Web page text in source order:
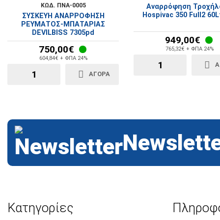
ΚΩΔ. ΠΝΑ-0005
ΣΥΣΚΕΥΗ ΑΝΑΡΡΟΦΗΣΗ
ΡΕΥΜΑΤΟΣ-ΜΠΑΤΑΡΙΑΣ
DEVILBISS 7305pd
750,00€
604,84€ + ΦΠΑ 24%
ΑΓΟΡΆ
Αναρρόφηση
Hospivac 350 Full2
949,00€
765,32€ + ΦΠΑ 24%
Κατηγορίες